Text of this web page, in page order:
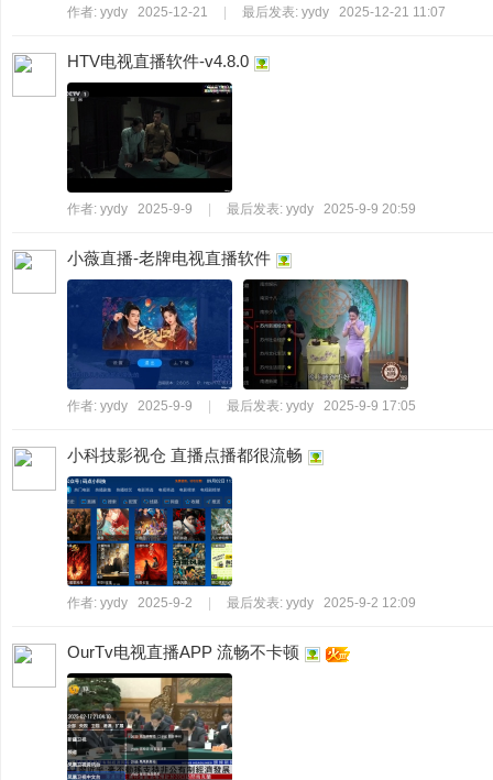
作者: yydy 2025-12-21 最后发表: yydy 2025-12-21 11:07
HTV电视直播软件-v4.8.0
作者: yydy 2025-9-9 最后发表: yydy 2025-9-9 20:59
小薇直播-老牌电视直播软件
作者: yydy 2025-9-9 最后发表: yydy 2025-9-9 17:05
小科技影视仓 直播点播都很流畅
作者: yydy 2025-9-2 最后发表: yydy 2025-9-2 12:09
OurTv电视直播APP 流畅不卡顿